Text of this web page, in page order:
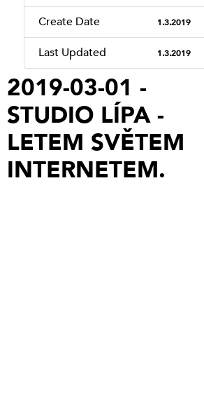
Create Date 1.3.2019
Last Updated 1.3.2019
2019-03-01 -
STUDIO LÍPA -
LETEM SVĚTEM
INTERNETEM.